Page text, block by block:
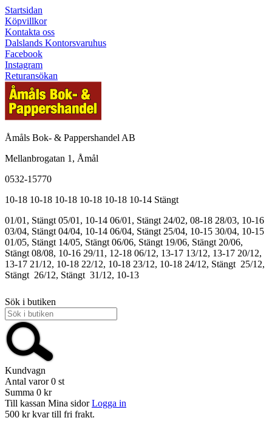
Startsidan
Köpvillkor
Kontakta oss
Dalslands Kontorsvaruhus
Facebook
Instagram
Returansökan
Åmåls Bok- & Pappershandel AB
Mellanbrogatan 1, Åmål
0532-15770
10-18 10-18 10-18 10-18 10-18 10-14 Stängt
01/01, Stängt 05/01, 10-14 06/01, Stängt 24/02, 08-18 28/03, 10-16
03/04, Stängt 04/04, 10-14 06/04, Stängt 25/04, 10-15 30/04, 10-15
01/05, Stängt 14/05, Stängt 06/06, Stängt 19/06, Stängt 20/06,
Stängt 08/08, 10-16 29/11, 12-18 06/12, 13-17 13/12, 13-17 20/12,
13-17 21/12, 10-18 22/12, 10-18 23/12, 10-18 24/12, Stängt 25/12,
Stängt 26/12, Stängt 31/12, 10-13
Sök i butiken
Kundvagn
Antal varor 0 st
Summa 0 kr
Till kassan Mina sidor Logga in
500 kr kvar till fri frakt.